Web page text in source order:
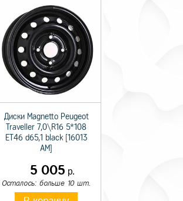
Диски Magnetto Peugeot
Traveller 7,0\R16 5*108
ET46 d65,1 black [16013
AM]
5 005р.
Осталось: больше 10 шт.